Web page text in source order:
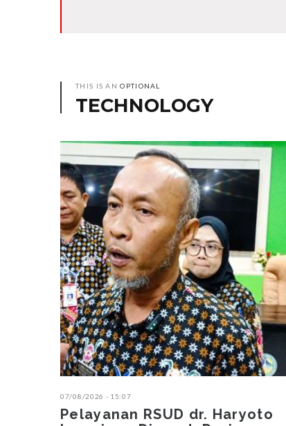
THIS IS ANOPTIONAL
TECHNOLOGY
07/08/2026 - 15:07
Pelayanan RSUD dr. Haryoto